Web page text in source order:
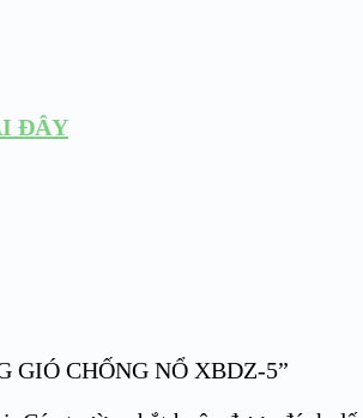
ĐÂY
GIÓ CHỐNG NỔ XBDZ-5”